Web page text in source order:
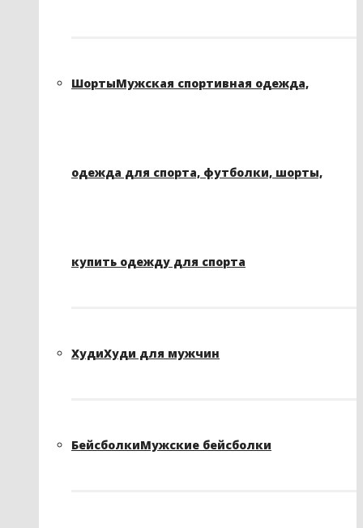
ШортыМужская спортивная одежда,
одежда для спорта, футболки, шорты,
купить одежду для спорта
ХудиХуди для мужчин
БейсболкиМужские бейсболки